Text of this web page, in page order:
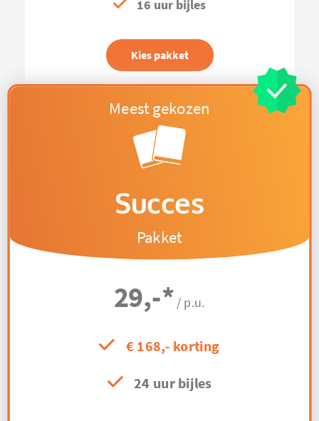
16 uur bijles
Kies pakket
Succes
Pakket
29,-* / p.u.
€ 168,- korting
24 uur bijles